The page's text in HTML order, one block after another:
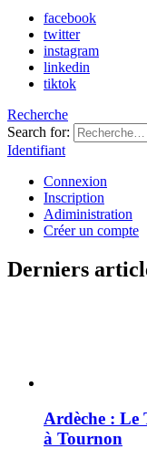
facebook
twitter
instagram
linkedin
tiktok
Recherche
Search for:
Identifiant
Connexion
Inscription
Adiministration
Créer un compte
Derniers
Ardèche : Le
à Tournon